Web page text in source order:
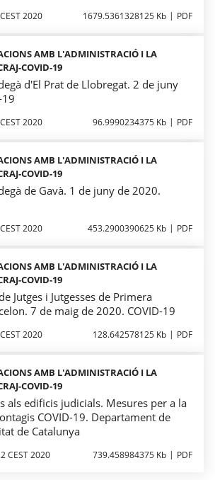
2020 1679.5361328125 Kb PDF
AMB L'ADMINISTRACIÓ I LA
COVID-19
d'El Prat de Llobregat. 2 de juny
2020 96.9990234375 Kb PDF
AMB L'ADMINISTRACIÓ I LA
COVID-19
de Gavà. 1 de juny de 2020.
2020 453.2900390625 Kb PDF
AMB L'ADMINISTRACIÓ I LA
COVID-19
Jutges i Jutgesses de Primera
7 de maig de 2020. COVID-19
2020 128.642578125 Kb PDF
AMB L'ADMINISTRACIÓ I LA
COVID-19
als edificis judicials. Mesures per a la
COVID-19. Departament de
de Catalunya
CEST 2020 739.458984375 Kb PDF